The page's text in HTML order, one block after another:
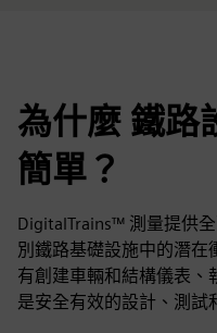
為什麼 鐵路
簡單？
DigitalTrains™ 測量提供
別鐵路基礎設施中的潛在
有創建車輛和結構儀表、
是安全有效的設計、測試